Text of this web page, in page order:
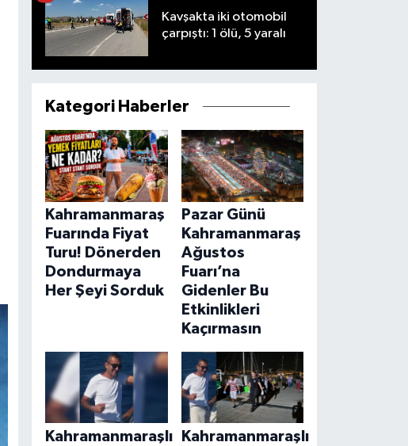
Kavşakta iki otomobil
çarpıştı: 1 ölü, 5 yaralı
Kategori Haberler
Kahramanmaraş
Fuarında Fiyat
Turu! Dönerden
Dondurmaya
Her Şeyi Sorduk
Pazar Günü
Kahramanmaraş
Ağustos
Fuarı’na
Gidenler Bu
Etkinlikleri
Kaçırmasın
Kahramanmaraşlı
Kahramanmaraşlı